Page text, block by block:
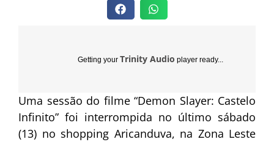
Getting your Trinity Audio player ready...
Uma sessão do filme “Demon Slayer: Castelo
Infinito” foi interrompida no último sábado
(13) no shopping Aricanduva, na Zona Leste